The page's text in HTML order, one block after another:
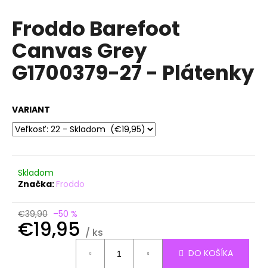
Froddo Barefoot
Canvas Grey
G1700379-27 - Plátenky
VARIANT
Skladom
Značka:Froddo
€39,90 –50 %
€19,95 / ks
DO KOŠÍKA
j
s
ť
?
HĽADAŤ
O
d
p
o